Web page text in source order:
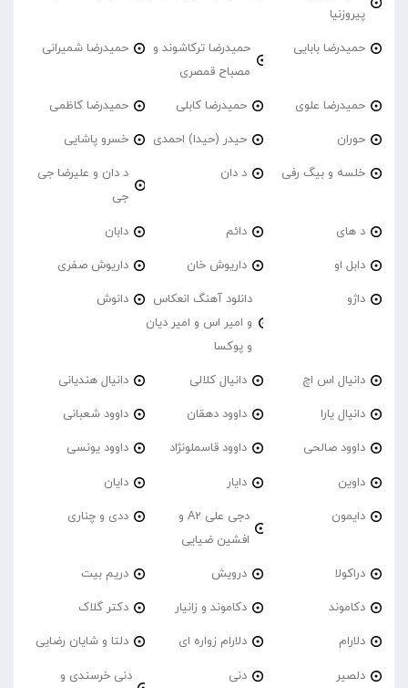
پیروزنیا
حمیدرضا بابایی
حمیدرضا ترکاشوند و
مصباح قمصری
حمیدرضا شمیرانی
حمیدرضا علوی حمیدرضا کابلی حمیدرضا کاظمی
حوران حیدر (حیدا) احمدی خسرو پاشایی
خلسه و بیگ رفی د دان
د دان و علیرضا جی
جی
د های دائم دابان
دابل او داریوش خان داریوش صفری
داژو
دانلود آهنگ انعکاس
و امیر اس و امیر دیان
و پوکسا
دانوش
دانیال اس اچ دانیال کلالی دانیال هندیانی
دانیال یارا داوود دهقان داوود شعبانی
داوود صالحی داوود قاسملونژاد داوود یونسی
داوین دایار دایان
دایمون
دجی علی A2 و
افشین ضیایی
ددی و چناری
دراکولا درویش دریم بیت
دکاموند دکاموند و زانیار دکتر گلاک
دلارام دلارام زواره ای دلتا و شایان رضایی
دلصیر دنی
دنی خرسندی و